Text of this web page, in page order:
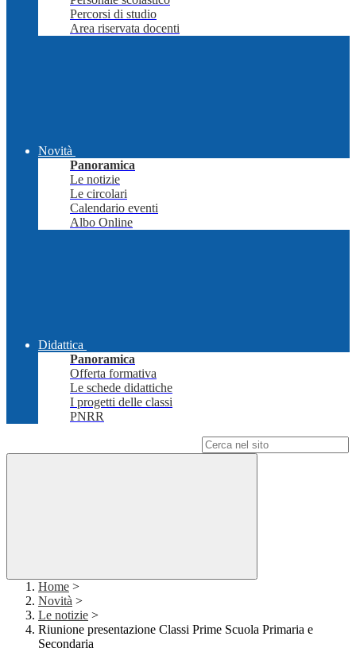
Percorsi di studio
Area riservata docenti
Novità
Panoramica
Le notizie
Le circolari
Calendario eventi
Albo Online
Didattica
Panoramica
Offerta formativa
Le schede didattiche
I progetti delle classi
PNRR
Home >
Novità >
Le notizie >
Riunione presentazione Classi Prime Scuola Primaria e
Secondaria